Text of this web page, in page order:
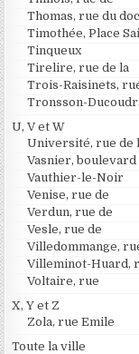
Thomas, rue du
Timothée, Place
Tinqueux
Tirelire, rue de la
Trois-Raisinets,
Tronsson-
U, V et W
Université, rue de
Vasnier,
Vauthier-le-Noir
Venise, rue de
Verdun, rue de
Vesle, rue de
Villedommange,
Villeminot-Huard,
Voltaire, rue
X, Y et Z
Zola, rue Emile
Toute la ville